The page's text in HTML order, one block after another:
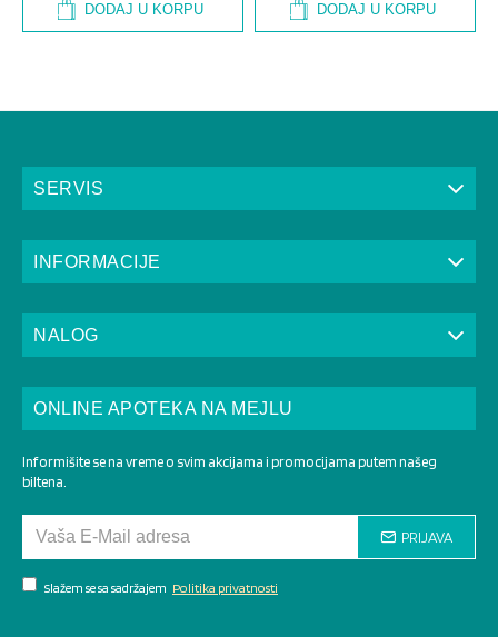
DODAJ U KORPU DODAJ U KORPU
SERVIS
INFORMACIJE
NALOG
ONLINE APOTEKA NA MEJLU
Informišite se na vreme o svim akcijama i promocijama putem našeg
biltena.
PRIJAVA
Slažem se sa sadržajem Politika privatnosti